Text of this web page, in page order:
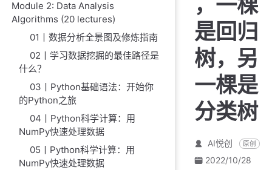
Module 2: Data Analysis
Algorithms (20 lectures)
01丨数据分析全景图及修炼指南
02丨学习数据挖掘的最佳路径是
什么？
03丨Python基础语法：开始你
的Python之旅
04丨Python科学计算：用
NumPy快速处理数据
05丨Python科学计算：用
NumPy快速处理数据
，一棵
是回归
树，另
一棵是
分类树
AI悦创 原创
2022/10/28